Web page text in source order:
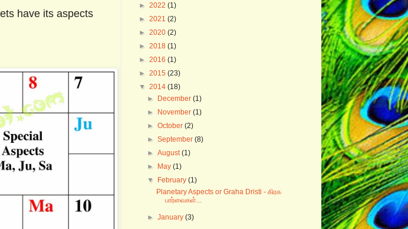
have its aspects
► 2022 (1)
► 2021 (2)
► 2020 (2)
► 2018 (1)
► 2016 (1)
► 2015 (23)
▼ 2014 (18)
► December(1)
► November(1)
►October(2)
►September(8)
►August(1)
► May(1)
▼ February(1)
Planetary Aspects or Graha Dristi - கிரக
பார்வைகள்...
►January(3)